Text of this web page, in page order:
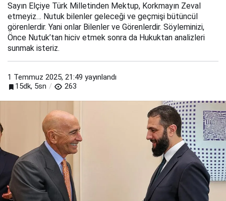
Sayın Elçiye Türk Milletinden Mektup, Korkmayın Zeval
etmeyiz… Nutuk bilenler geleceği ve geçmişi bütüncül
görenlerdir. Yani onlar Bilenler ve Görenlerdir. Söyleminizi,
Önce Nutuk’tan hiciv etmek sonra da Hukuktan analizleri
sunmak isteriz.
1 Temmuz 2025, 21:49 yayınlandı
15dk, 5sn
263